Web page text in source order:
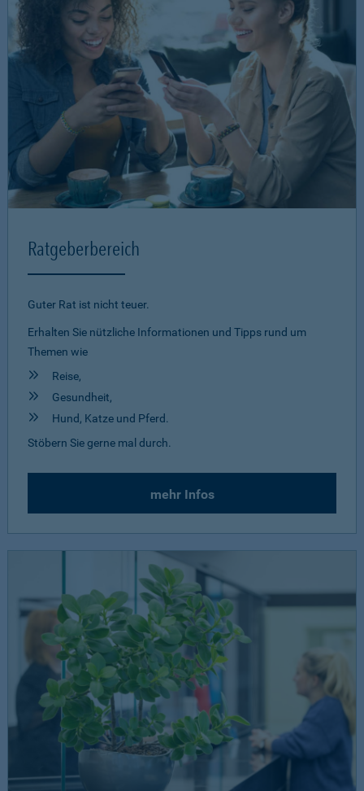
Ratgeberbereich
Guter Rat ist nicht teuer.
Erhalten Sie nützliche Informationen und Tipps rund um
Themen wie
Reise,
Gesundheit,
Hund, Katze und Pferd.
Stöbern Sie gerne mal durch.
mehr Infos